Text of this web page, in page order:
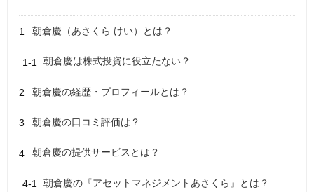
朝倉慶（あさくら けい）とは？
朝倉慶は株式投資に役立たない？
朝倉慶の経歴・プロフィールとは？
朝倉慶の口コミ評価は？
朝倉慶の提供サービスとは？
朝倉慶の『アセットマネジメントあさくら』とは？